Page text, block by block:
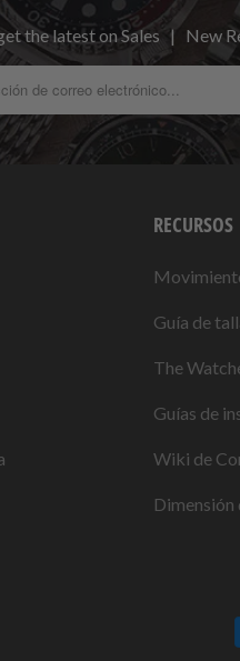
the latest on Sales | New
RECURSOS
Guía de
The
Guías de
Wiki de
Dimensión